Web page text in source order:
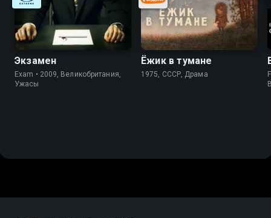
Экзамен
Exam • 2009, Великобритания,
Ужасы
Ёжик в тумане
1975, СССР, Драма